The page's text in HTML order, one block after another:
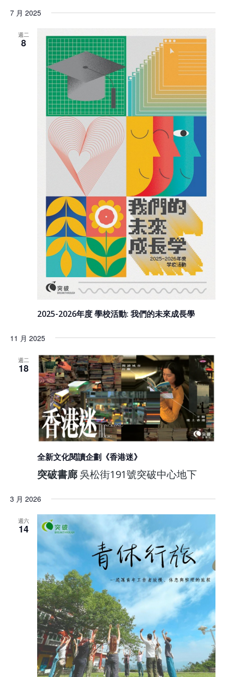
7 月 2025
週二
8
2025-2026年度 學校活動: 我們的未來成長學
11 月 2025
週二
18
全新文化閱讀企劃《香港迷》
突破書廊吳松街191號突破中心地下
3 月 2026
週六
14